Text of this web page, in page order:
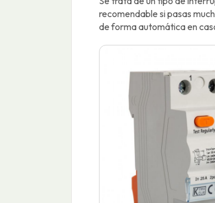
recomendable si pasas
de forma automática en